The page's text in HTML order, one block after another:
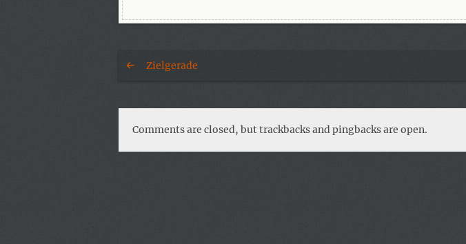
Zielgerade
Comments are closed, but trackbacks and pingbacks are open.